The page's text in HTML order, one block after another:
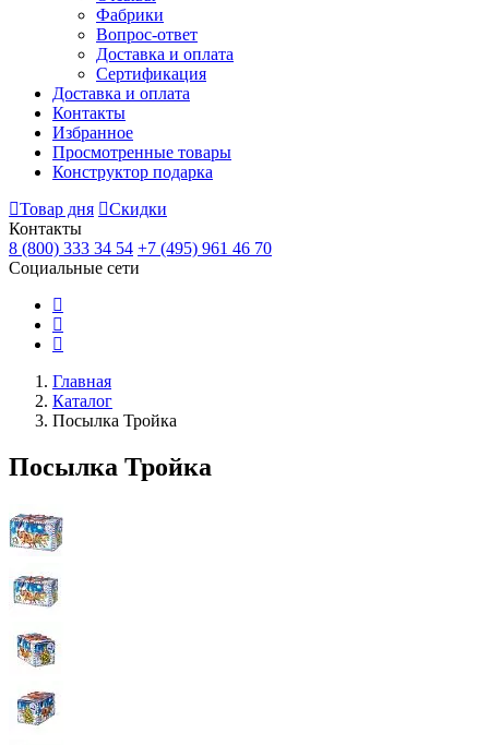
Фабрики
Вопрос-ответ
Доставка и оплата
Сертификация
Доставка и оплата
Контакты
Избранное
Просмотренные товары
Конструктор подарка
Товар дня
Скидки
Контакты
8 (800) 333 34 54 +7 (495) 961 46 70
Социальные сети
Главная
Каталог
Посылка Тройка
Посылка Тройка